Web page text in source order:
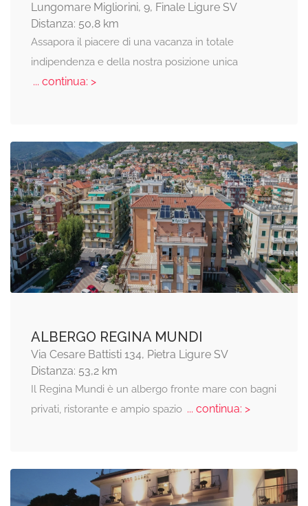
Lungomare Migliorini, 9, Finale Ligure SV
Distanza: 50,8 km
Assapora il piacere di una vacanza in totale
indipendenza e della nostra posizione unica
... continua: >
ALBERGO REGINA MUNDI
Via Cesare Battisti 134, Pietra Ligure SV
Distanza: 53,2 km
Il Regina Mundi è un albergo fronte mare con bagni
privati, ristorante e ampio spazio... continua: >